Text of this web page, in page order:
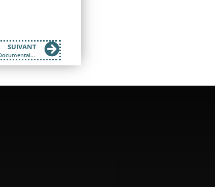
SUIVANT
La Matinale du 1er septembre 2017; Spéciale Les Etats Généraux du Documentaire à Lussas